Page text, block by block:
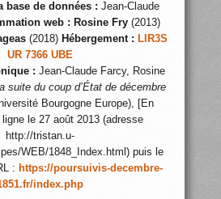
base de données : Jean-Claude
web : Rosine Fry(2013)
(2018) Hébergement : LIR3S
UR 7366 UBE
: Jean-Claude Farcy, Rosine
suite du coup d’État de décembre
Bourgogne Europe), [En
le 27 août 2013 (adresse
http://tristan.u-
WEB/1848_Index.html) puis le
: https://poursuivis-decembre-
index.php